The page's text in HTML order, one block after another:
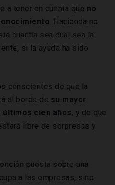
a tener en cuenta que no
. Hacienda no
cuantía sea cual sea la
si la ayuda ha sido
conscientes de que la
al borde de su mayor
cien años, y de que
libre de sorpresas y
puesta sobre una
a las empresas, sino